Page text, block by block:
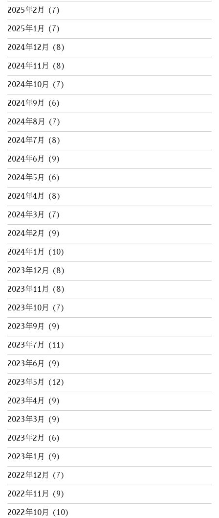
2025年2月 (7)
2025年1月 (7)
2024年12月 (8)
2024年11月 (8)
2024年10月 (7)
2024年9月 (6)
2024年8月 (7)
2024年7月 (8)
2024年6月 (9)
2024年5月 (6)
2024年4月 (8)
2024年3月 (7)
2024年2月 (9)
2024年1月 (10)
2023年12月 (8)
2023年11月 (8)
2023年10月 (7)
2023年9月 (9)
2023年7月 (11)
2023年6月 (9)
2023年5月 (12)
2023年4月 (9)
2023年3月 (9)
2023年2月 (6)
2023年1月 (9)
2022年12月 (7)
2022年11月 (9)
2022年10月 (10)